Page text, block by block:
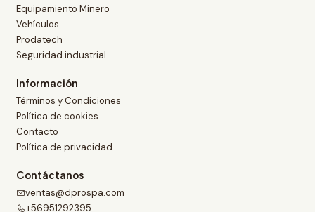
Equipamiento Minero
Vehículos
Prodatech
Seguridad industrial
Información
Términos y Condiciones
Política de cookies
Contacto
Política de privacidad
Contáctanos
ventas@dprospa.com
+56951292395